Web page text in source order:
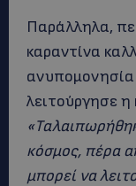
Παράλληλα,
καραντίνα
ανυπομονησία
λειτούργησε η
κόσμος, πέρα
μπορεί να